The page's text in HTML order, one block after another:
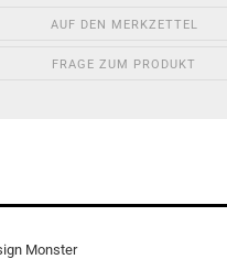
AUF DEN MERKZETTEL
FRAGE ZUM PRODUKT
Monster